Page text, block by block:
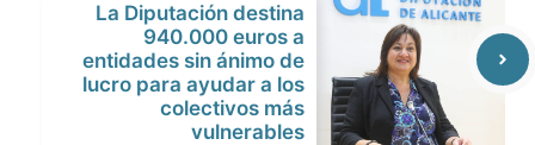
La Diputación destina
940.000 euros a
entidades sin ánimo de
lucro para ayudar a los
colectivos más
vulnerables